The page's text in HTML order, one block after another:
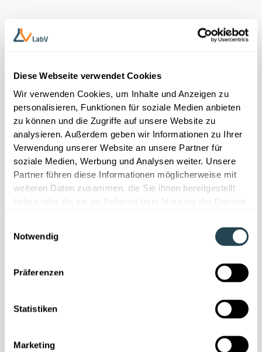
Diese Webseite verwendet Cookies
Wir verwenden Cookies, um Inhalte und Anzeigen zu
personalisieren, Funktionen für soziale Medien anbieten
zu können und die Zugriffe auf unsere Website zu
analysieren. Außerdem geben wir Informationen zu Ihrer
Verwendung unserer Website an unsere Partner für
soziale Medien, Werbung und Analysen weiter. Unsere
Partner führen diese Informationen möglicherweise mit
weiteren Daten zusammen, die Sie ihnen bereitgestellt
haben oder die sie im Rahmen Ihrer Nutzung der Dienste
Notwendig
Präferenzen
Statistiken
Marketing
Whitepaper
Klebstoffentwicklung
Klebstoffentwicklung digital denken
Leitfaden für F&E in der Klebstoffindustrie: konkrete
Empfehlungen, Beispiele aus der Praxis und Methoden
für datenbasierte Entscheidungen – verständlich,
umsetzbar, branchennah.
LIMS im Check vs. Material-Intelligence-Plattform
Fahrplan
in KMU
Zum Download